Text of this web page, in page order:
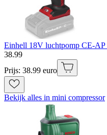
Einhell 18V luchtpomp CE-AP
38.99
Prijs: 38.99 euro
Bekijk alles in mini compressor